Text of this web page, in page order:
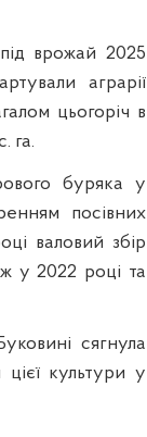
врожай 2025
аграрії
цьогоріч в
га.
буряка у
посівних
валовий збір
у 2022 році та
сягнула
культури у